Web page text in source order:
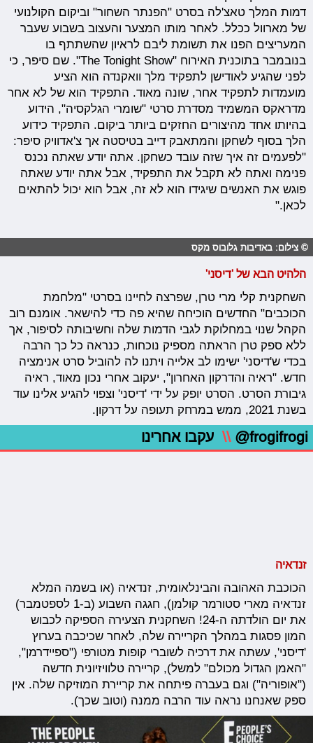
דמות המלך טאצ'לה בסרט "הפנתר השחור" וביקום הקולנועי
של מארוול ככלל. לאחר מותו המצער והעצוב בשבוע שעבר
המעריצים הפנו את תשומת ליבם לראיון שהשתתף בו
בנובמבר בתוכנית האירוח "The Tonight Show". שם סיפר, כי
לפני שהגיע לאודישן לתפקיד מלך וואקנדה הוא הציע
מועמדות לתפקיד אחר, שונה מאוד. התפקיד הוא של לא אחר
מדראקס המשמיד מסדרת סרטי "שומרי הגלקסיה", הידוע
בהיותו אחד מהיצורים החזקים ביותר ביקום. התפקיד כידוע
הלך בסוף לשחקן והמתאבק דייב בטיסטה אך צ'אדוויק סיפר:
"לפעמים זה איך שזה עובד כשחקן. אתה יודע שאתה נכנס
פנימה ואתה לא תקבל את התפקיד, אבל אתה יודע שאתה
פוגש את האנשים שיגידו הוא לא זה, אבל הוא יכול להתאים
לכאן."
© צילום: באדיבות גלובוס מקס
הלהיט הבא של 'דיסני'
השחקנית קלי מרי טרן, שפרצה לחיינו בסרטי "מלחמת
הכוכבים" החדשים הוכיחה שהיא פה כדי להישאר. אומנם רוב
הקהל שנוי במחלוקת לגבי הדמות שלה וחשיבותה לסיפור, אך
ללא ספק טרן הראתה מספיק נוכחות, כנראה כל כך הרבה
בכדי ש'דיסני' ישימו לב אלייה ויתנו לה להוביל סרט אנימציה
חדש. "ראיה והדרקון האחרון", יעקוב אחרי נכון מאוד, ראיה
גיבורת הסרט. הסרט יופק על ידי 'דיסני' וצפוי להגיע אלינו עוד
בשנת 2021, ממש במרחק תעופה על דרקון.
@frogifrogi
\\ עקבו אחרינו
זנדאיה
הכוכבת האהובה והבינלאומית, זנדאיה (או בשמה המלא
זנדאיה מארי סטורמר קולמן), חגגה השבוע (ב-1 לספטמבר)
את יום הולדתה ה-24! השחקנית הצעירה הספיקה לכבוש
המון פסגות במהלך הקריירה שלה, לאחר שכיכבה בערוץ
'דיסני', עשתה את דרכיה לשוברי קופות מטורפי ("ספיידרמן",
"האמן הגדול מכולם" למשל), קריירה טלוויזיונית חדשה
("אופוריה") וגם בעברה פיתחה את קריירת המוזיקה שלה. אין
ספק שאנחנו נראה עוד הרבה ממנה (וטוב שכך).